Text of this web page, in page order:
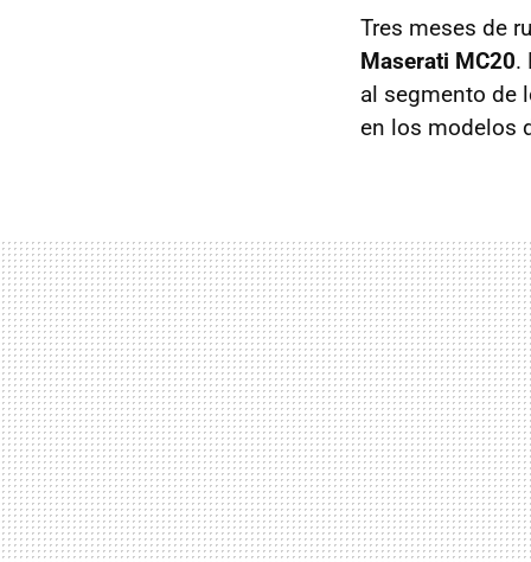
Tres meses de
Maserati MC20.
al segmento de
en los modelos